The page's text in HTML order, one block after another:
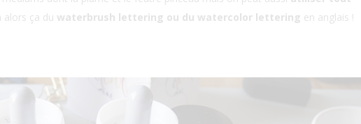
alors ça du waterbrush lettering ou du watercolor lettering en anglais !